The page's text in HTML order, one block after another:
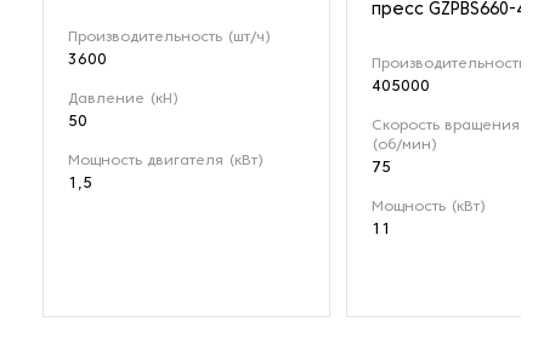
Производительность (шт/ч)
3600
Давление (кН)
50
Мощность двигателя (кВт)
1,5
пресс GZPBS660-45
Производительность
405000
Скорость вращения
(об/мин)
75
Мощность (кВт)
11